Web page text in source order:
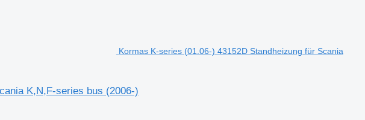
Kormas K-series (01.06-) 43152D Standheizung für Scania
K,N,F-series bus (2006-)